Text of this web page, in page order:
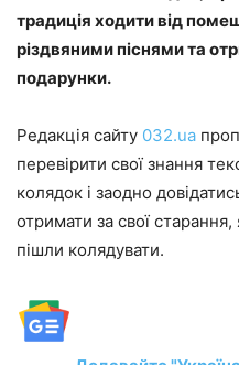
традиція ходити від
різдвяними піснями та
подарунки.
Редакція сайту 032.ua
перевірити свої знання
колядок і заодно
отримати за свої
пішли колядувати.